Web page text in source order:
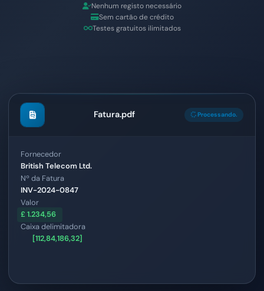
Nenhum registo necessário
Sem cartão de crédito
Testes gratuitos ilimitados
Fatura.pdf Processando.
Nº da Fatura
INV-2024-0847
Valor
£ 1.234,56
Caixa delimitadora
[112,84,186,32]